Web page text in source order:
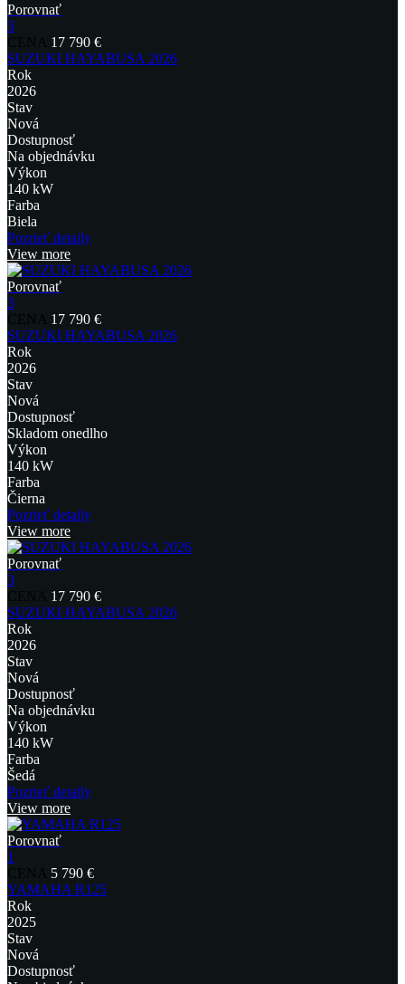
Porovnať
3
17 790 €
SUZUKI HAYABUSA 2026
Rok
2026
Stav
Nová
Dostupnosť
Na objednávku
Výkon
140 kW
Farba
Biela
Pozrieť detaily
View more
Porovnať
3
17 790 €
SUZUKI HAYABUSA 2026
Rok
2026
Stav
Nová
Dostupnosť
Skladom onedlho
Výkon
140 kW
Farba
Čierna
Pozrieť detaily
View more
Porovnať
3
17 790 €
SUZUKI HAYABUSA 2026
Rok
2026
Stav
Nová
Dostupnosť
Na objednávku
Výkon
140 kW
Farba
Šedá
Pozrieť detaily
View more
Porovnať
1
5 790 €
YAMAHA R125
Rok
2025
Stav
Nová
Dostupnosť